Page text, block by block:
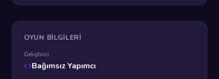
OYUN BILGILERI
Geliştirici
Bağımsız Yapımcı